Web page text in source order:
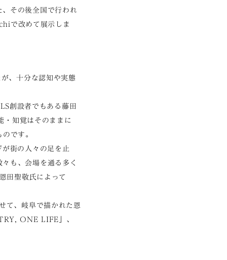
その後全国で行われ
で改めて展示しま
、十分な認知や実態
創設者でもある藤田
・知覚はそのままに
です。
街の人々の足を止
も、会場を通る多く
田聖敬氏によって
て、岐阜で描かれた恩
ONE LIFE」、